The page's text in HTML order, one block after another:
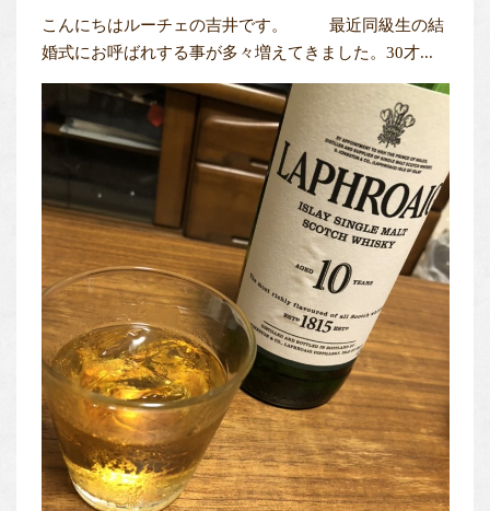
こんにちはルーチェの吉井です。 最近同級生の結
婚式にお呼ばれする事が多々増えてきました。30才...